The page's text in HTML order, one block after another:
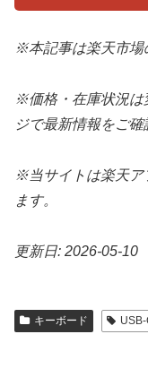
※本記事は楽天市場
※価格・在庫状況は
ジで最新情報をご確
※当サイトは楽天ア
ます。
更新日: 2026-05-10
キーボード USB-